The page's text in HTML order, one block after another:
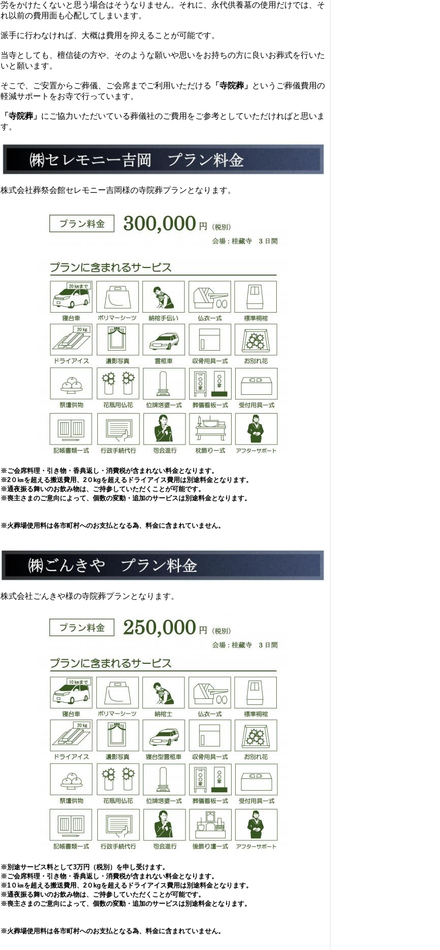
労をかけたくないと思う場合はそうなりません。それに、永代供養墓の使用だけでは、そ
れ以前の費用面も心配してしまいます。
派手に行わなければ、大概は費用を抑えることが可能です。
当寺としても、檀信徒の方や、そのような願いや思いをお持ちの方に良いお葬式を行いた
いと願います。
そこで、ご安置からご葬儀、ご会席までご利用いただける 「寺院葬」 というご葬儀費用の
軽減サポートをお寺で行っています。
「寺院葬」 にご協力いただいている葬儀社のご費用をご参考としていただければと思いま
す。
株式会社葬祭会館セレモニー吉岡様の寺院葬プランとなります。
※ご会席料理・引き物・香典返し・消費税が含まれない料金となります。
※2０㎞を超える搬送費用、2０kgを超えるドライアイス費用は別途料金となります。
※通夜振る舞いのお飲み物は、ご持参していただくことが可能です。
※喪主さまのご意向によって、個数の変動・追加のサービスは別途料金となります。
※火葬場使用料は各市町村へのお支払となる為、料金に含まれていません。
株式会社ごんきや様の寺院葬プランとなります。
※別途サービス料として3万円（税別）を申し受けます。
※ご会席料理・引き物・香典返し・消費税が含まれない料金となります。
※1０㎞を超える搬送費用、2０kgを超えるドライアイス費用は別途料金となります。
※通夜振る舞いのお飲み物は、ご持参していただくことが可能です。
※喪主さまのご意向によって、個数の変動・追加のサービスは別途料金となります。
※火葬場使用料は各市町村へのお支払となる為、料金に含まれていません。